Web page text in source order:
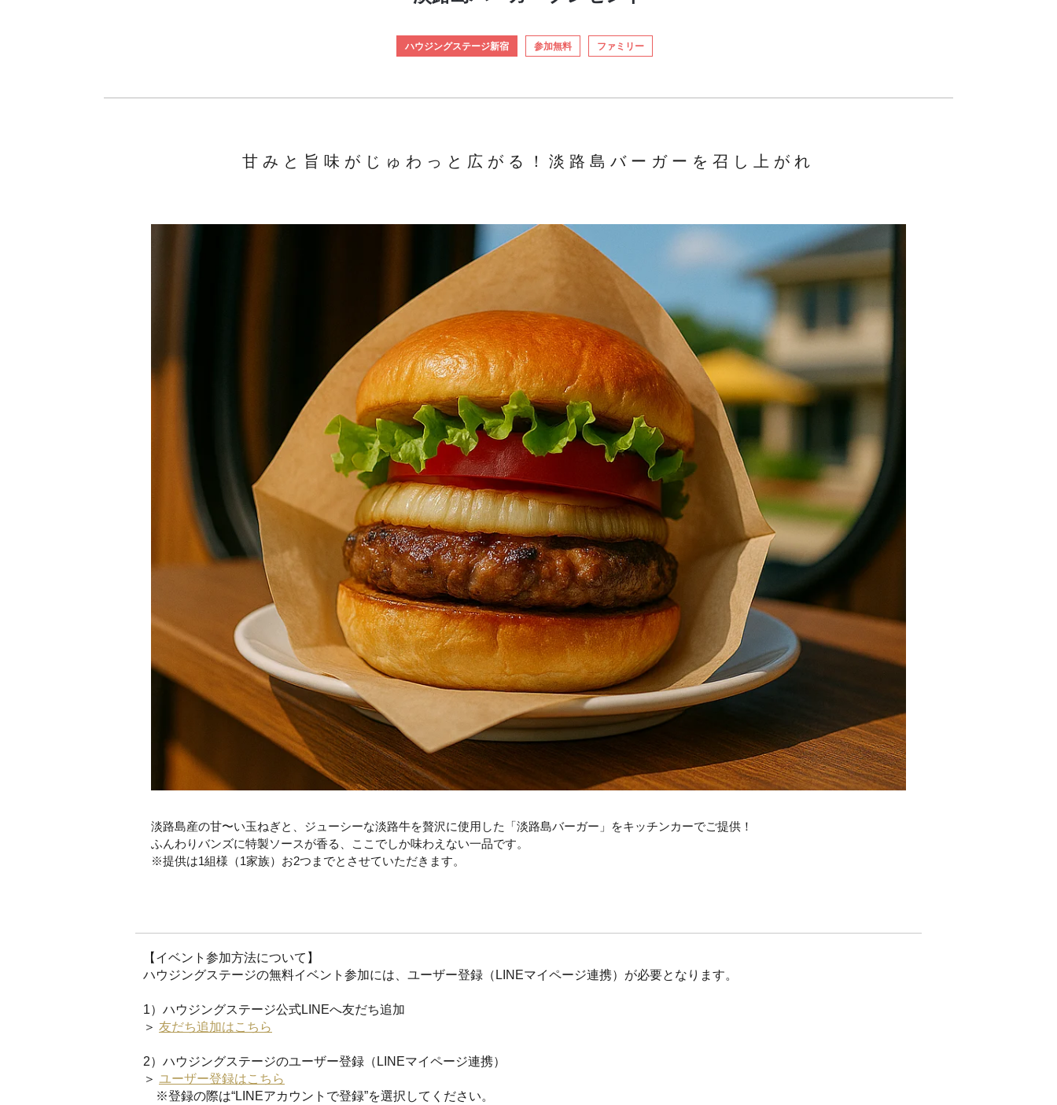
ハウジングステージ新宿 参加無料 ファミリー
甘みと旨味がじゅわっと広がる！淡路島バーガーを召し上がれ
淡路島産の甘〜い玉ねぎと、ジューシーな淡路牛を贅沢に使用した「淡路島バーガー」をキッチンカーでご提供！
ふんわりバンズに特製ソースが香る、ここでしか味わえない一品です。
※提供は1組様（1家族）お2つまでとさせていただきます。
【イベント参加方法について】
ハウジングステージの無料イベント参加には、ユーザー登録（LINEマイページ連携）が必要となります。
1）ハウジングステージ公式LINEへ友だち追加
＞ 友だち追加はこちら
2）ハウジングステージのユーザー登録（LINEマイページ連携）
＞ ユーザー登録はこちら
※登録の際は“LINEアカウントで登録”を選択してください。